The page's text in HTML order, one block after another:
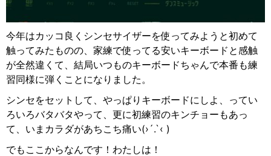
今年はカッコ良くシンセサイザーを使ってみようと初めて
触ってみたものの、家練で使ってる安いキーボードと感触
が全然違くて、結局いつものキーボードちゃんで本番も練
習同様に弾くことになりました。
シンセをセットして、やっぱりキーボードにしよ、ってい
ろいろバタバタやって、更に初練習のキンチョーもあっ
て、いまカラダがあちこち痛い(›´.`‹ )
でもここからなんです！わたしは！